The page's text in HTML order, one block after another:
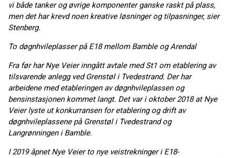
vi både tanker og øvrige komponenter ganske raskt på plass,
men det har krevd noen kreative løsninger og tilpasninger, sier
Stenberg.
To døgnhvileplasser på E18 mellom Bamble og Arendal
Fra før har Nye Veier inngått avtale med St1 om etablering av
tilsvarende anlegg ved Grenstøl i Tvedestrand. Der har
arbeidene med etableringen av døgnhvileplassen og
bensinstasjonen kommet langt. Det var i oktober 2018 at Nye
Veier lyste ut konkurransen for etablering og drift av
døgnhvileplassene på Grenstøl i Tvedestrand og
Langrønningen i Bamble.
I 2019 åpnet Nye Veier to nye veistrekninger i E18-